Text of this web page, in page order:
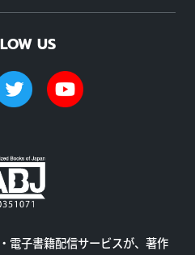
US
電子書籍配信サービスが、著作